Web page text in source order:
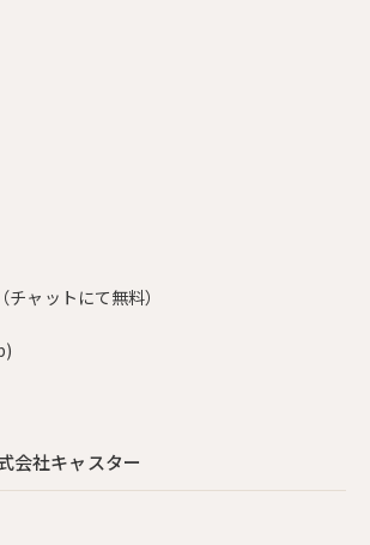
ャットにて無料）
会社キャスター